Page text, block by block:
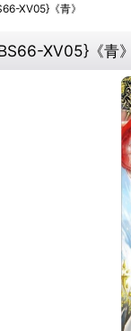
XV05}《青》
XV05}《青》